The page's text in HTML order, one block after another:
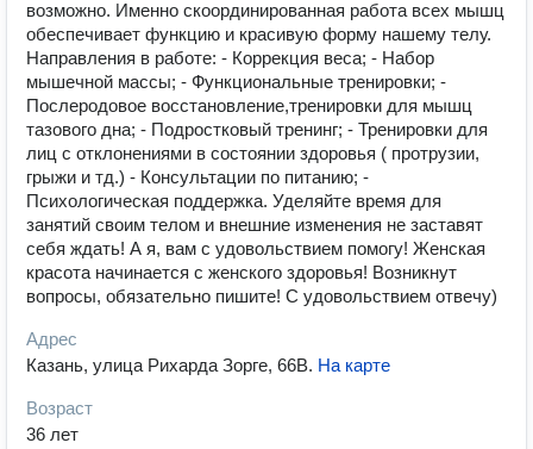
возможно. Именно скоординированная работа всех мышц
обеспечивает функцию и красивую форму нашему телу.
Направления в работе: - Коррекция веса; - Набор
мышечной массы; - Функциональные тренировки; -
Послеродовое восстановление,тренировки для мышц
тазового дна; - Подростковый тренинг; - Тренировки для
лиц с отклонениями в состоянии здоровья ( протрузии,
грыжи и тд.) - Консультации по питанию; -
Психологическая поддержка. Уделяйте время для
занятий своим телом и внешние изменения не заставят
себя ждать! А я, вам с удовольствием помогу! Женская
красота начинается с женского здоровья! Возникнут
вопросы, обязательно пишите! С удовольствием отвечу)
Адрес
Казань, улица Рихарда Зорге, 66В. На карте
Возраст
36 лет